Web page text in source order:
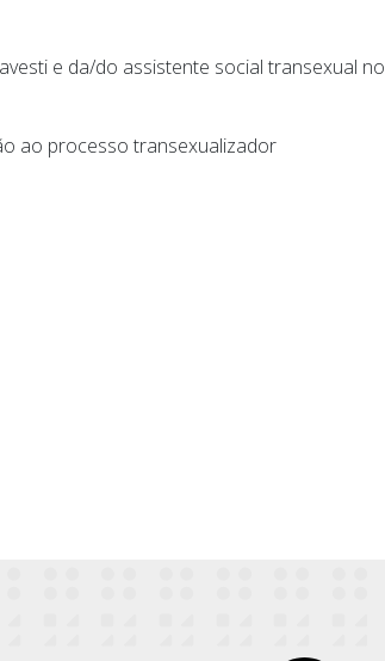
e da/do assistente social transexual no
ao processo transexualizador